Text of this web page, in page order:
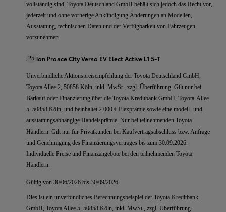
vollständig sind. Toyota Deutschland GmbH behält sich jedoch das Recht vor,
jederzeit und ohne vorherige Ankündigung Änderungen an Modellen,
Ausstattung, technischen Daten und der Verfügbarkeit von Fahrzeugen
vorzunehmen.
25
Aktion Proace City Verso EV Elect Active L1 5-T
Unverbindliche Aktionspreisempfehlung der Toyota Deutschland GmbH,
Toyota Allee 2, 50858 Köln, inkl. MwSt., zzgl. Überführung. Gilt nur bei
Barkauf oder Finanzierung über die Toyota Kreditbank GmbH, Toyota-Allee
5, 50858 Köln, und beinhaltet 2.000 € Flexprämie sowie eine modell- und
ausstattungsabhängige Handelsprämie. Nur bei teilnehmenden Toyota-
Händlern. Gilt nur für Privatkunden bei Kaufvertragsabschluss bzw. Anfrage
und Genehmigung des Finanzierungsvertrages bis zum 30.09.2026.
Individuelle Preise und Finanzangebote bei den teilnehmenden Toyota
Händlern.
Gültig von 30/06/2026 bis 30/09/2026
Dies ist ein unverbindliches Berechnungsbeispiel der Toyota Kreditbank
GmbH, Toyota Allee 5, 50858 Köln, inkl. MwSt., zzgl. Überführung.